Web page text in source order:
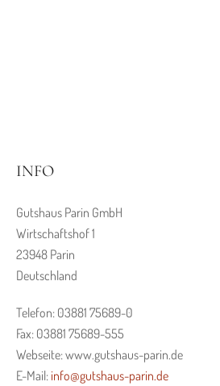
INFO
Gutshaus Parin GmbH
Wirtschaftshof 1
23948 Parin
Deutschland
Telefon: 03881 75689-0
Fax: 03881 75689-555
Webseite: www.gutshaus-parin.de
E-Mail: info@gutshaus-parin.de